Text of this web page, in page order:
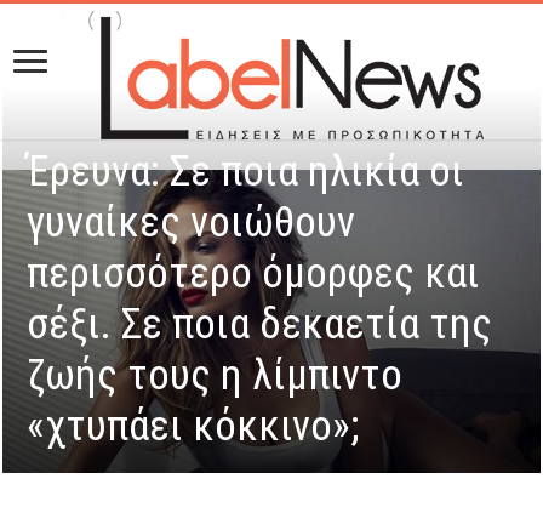
Έρευνα: Σε ποια ηλικία οι
γυναίκες νοιώθουν
περισσότερο όμορφες και
σέξι. Σε ποια δεκαετία της
ζωής τους η λίμπιντο
«χτυπάει κόκκινο»;